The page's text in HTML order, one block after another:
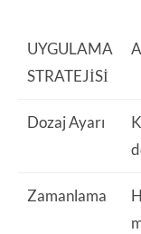
UYGULAMA
STRATEJISI
Dozaj Ayarı
Zamanlama